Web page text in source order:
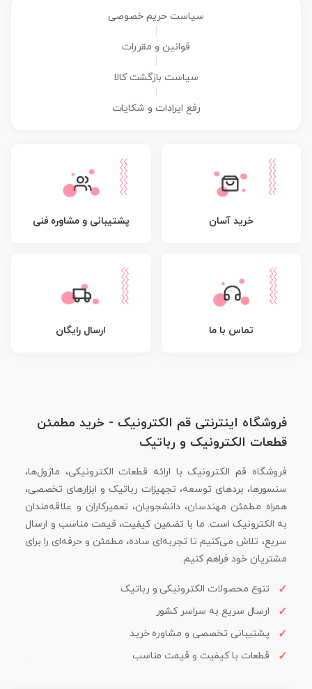
سیاست حریم خصوصی
قوانین و مقررات
سیاست بازگشت کالا
رفع ایرادات و شکایات
خرید آسان پشتیبانی و مشاوره فنی
تماس با ما ارسال رایگان
فروشگاه اینترنتی قم الکترونیک - خرید مطمئن
قطعات الکترونیک و رباتیک
فروشگاه قم الکترونیک با ارائه قطعات الکترونیکی، ماژول‌ها،
سنسورها، بردهای توسعه، تجهیزات رباتیک و ابزارهای تخصصی،
همراه مطمئن مهندسان، دانشجویان، تعمیرکاران و علاقه‌مندان
به الکترونیک است. ما با تضمین کیفیت، قیمت مناسب و ارسال
سریع، تلاش می‌کنیم تا تجربه‌ای ساده، مطمئن و حرفه‌ای را برای
مشتریان خود فراهم کنیم.
تنوع محصولات الکترونیکی و رباتیک
ارسال سریع به سراسر کشور
پشتیبانی تخصصی و مشاوره خرید
قطعات با کیفیت و قیمت مناسب